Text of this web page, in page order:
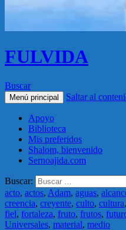
FULVIDA
Buscar
Menú principal Saltar al
Apoyo
Biblioteca
Mis preferidos
Shalom, bienvenido
Sernoajida.com
Buscar:
acto, actos, Adam, aguas,
creencia, creyente, culto, cultura,
fiel, fortaleza, fruto, frutos,
Universales, material, medio